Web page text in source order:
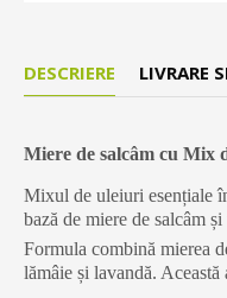
DESCRIERE LIVRARE
Miere de salcâm cu Mix
Mixul de uleiuri esențiale
bază de miere de salcâm
Formula combină mierea
lămâie și lavandă.